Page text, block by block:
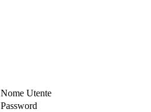
Nome Utente
Password